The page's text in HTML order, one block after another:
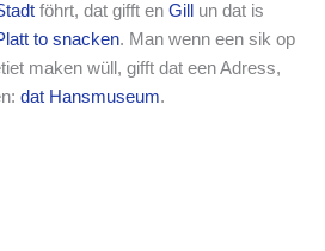
föhrt, dat gifft en Gill
un dat is
to snacken. Man wenn een sik op
maken wüll, gifft dat een Adress,
dat Hansmuseum.